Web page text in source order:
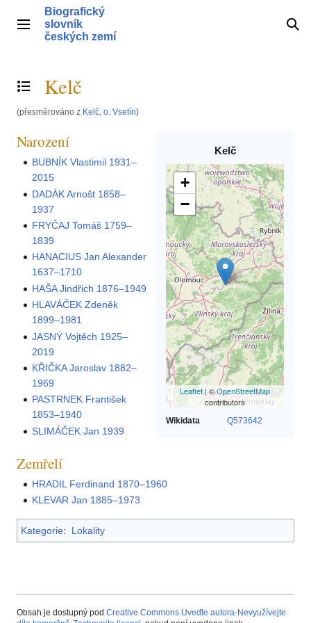
obsahHlavní menu
Biografický
slovník
českých zemí
Přepnout obsah
Kelč
(přesměrováno z Kelč, o. Vsetín)
Kelč
+
−
Leaflet| ©OpenStreetMap
contributors
Wikidata Q573642
Narození
BUBNÍK Vlastimil 1931–
2015
DADÁK Arnošt 1858–
1937
FRYČAJ Tomáš 1759–
1839
HANACIUS Jan Alexander
1637–1710
HAŠA Jindřich 1876–1949
HLAVÁČEK Zdeněk
1899–1981
JASNÝ Vojtěch 1925–
2019
KŘIČKA Jaroslav 1882–
1969
PASTRNEK František
1853–1940
SLIMÁČEK Jan 1939
Zemřelí
HRADIL Ferdinand 1870–1960
KLEVAR Jan 1885–1973
Kategorie: Lokality
Obsah je dostupný pod Creative Commons Uveďte autora-Nevyužívejte